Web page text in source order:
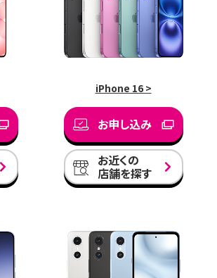
iPhone 16 >
お申し込み
お近くの
店舗を探す